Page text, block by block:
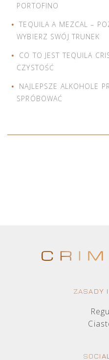
PORTOFINO
TEQUILA A MEZCAL –
WYBIERZ SWÓJ TRUNEK
CO TO JEST TEQUILA
CZYSTOŚĆ
NAJLEPSZE ALKOHOLE
SPRÓBOWAĆ
ZASADY